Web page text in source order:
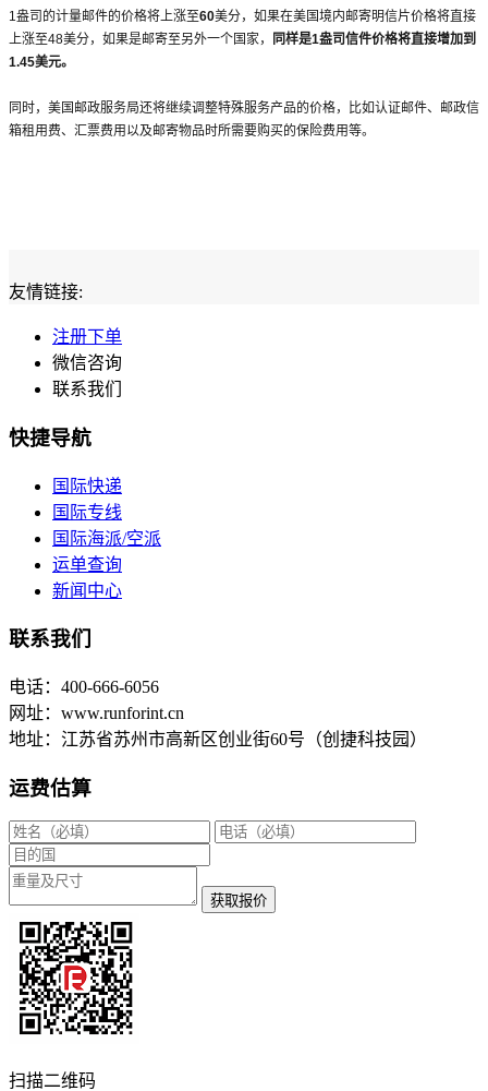
1盎司的计量邮件的价格将上涨至60美分，如果在美国境内邮寄明信片价格将直接
上涨至48美分，如果是邮寄至另外一个国家，
同样是1盎司信件价格将直接增加到
1.45美元。
同时，美国邮政服务局还将继续调整特殊服务产品的价格，比如认证邮件、邮政信
箱租用费、汇票费用以及邮寄物品时所需要购买的保险费用等。
友情链接:
注册下单
微信咨询
联系我们
快捷导航
国际快递
国际专线
国际海派/空派
运单查询
新闻中心
联系我们
电话：400-666-6056
网址：www.runforint.cn
地址：江苏省苏州市高新区创业街60号（创捷科技园）
运费估算
获取报价
扫描二维码